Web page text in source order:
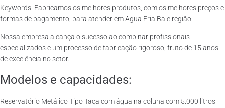
Keywords: Fabricamos os melhores produtos, com os melhores preços e
formas de pagamento, para atender em Agua Fria Ba e região!
Nossa empresa alcança o sucesso ao combinar profissionais
especializados e um processo de fabricação rigoroso, fruto de 15 anos
de excelência no setor.
Modelos e capacidades:
Reservatório Metálico Tipo Taça com água na coluna com 5.000 litros